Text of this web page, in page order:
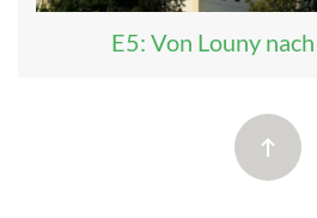
E5: Von Louny